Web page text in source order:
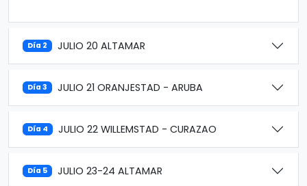
Día 2 JULIO 20 ALTAMAR
Día 3 JULIO 21 ORANJESTAD - ARUBA
Día 4 JULIO 22 WILLEMSTAD - CURAZAO
Día 5 JULIO 23-24 ALTAMAR